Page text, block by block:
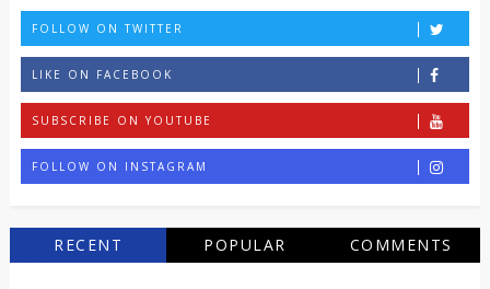
FOLLOW ON TWITTER
LIKE ON FACEBOOK
SUBSCRIBE ON YOUTUBE
FOLLOW ON INSTAGRAM
RECENT POPULAR COMMENTS